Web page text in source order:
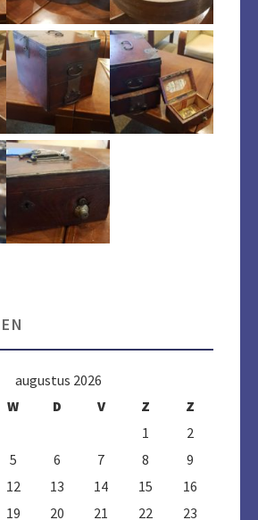
augustus 2026
W D V Z
Z
1
2
5 6 7 8
9
12 13 14 15
16
19 20 21 22 23